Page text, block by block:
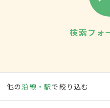
検索フォ
他の沿線・駅で絞り込む